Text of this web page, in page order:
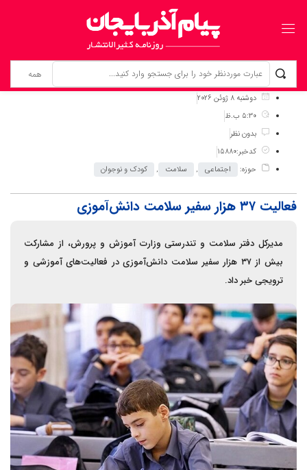
برگ نخست نوشته‌ها
فعالیت ۳۷ هزار سفیر سلامت دانش‌آموزی
دوشنبه 8 ژوئن 2026
5:30 ب.ظ
بدون نظر
کدخبر:15880
حوزه:
اجتماعی , سلامت , کودک و نوجوان
فعالیت ۳۷ هزار سفیر سلامت دانش‌آموزی
مدیرکل دفتر سلامت و تندرستی وزارت آموزش و پرورش، از مشارکت
بیش از ۳۷ هزار سفیر سلامت دانش‌آموزی در فعالیت‌های آموزشی و
ترویجی خبر داد.